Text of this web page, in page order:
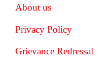
About us
Privacy Policy
Grievance Redressal